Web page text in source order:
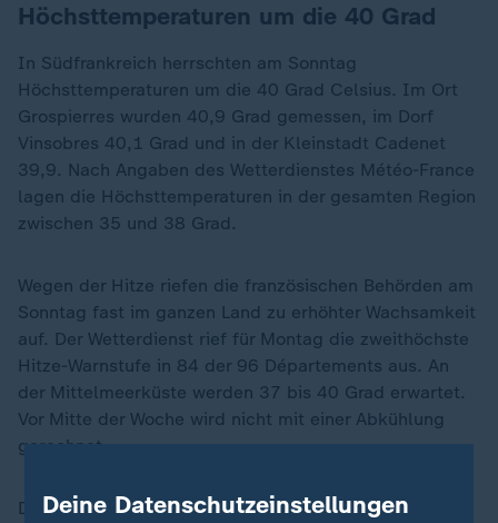
Höchsttemperaturen um die 40 Grad
In Südfrankreich herrschten am Sonntag
Höchsttemperaturen um die 40 Grad Celsius. Im Ort
Grospierres wurden 40,9 Grad gemessen, im Dorf
Vinsobres 40,1 Grad und in der Kleinstadt Cadenet
39,9. Nach Angaben des Wetterdienstes Météo-France
lagen die Höchsttemperaturen in der gesamten Region
zwischen 35 und 38 Grad.
Wegen der Hitze riefen die französischen Behörden am
Sonntag fast im ganzen Land zu erhöhter Wachsamkeit
auf. Der Wetterdienst rief für Montag die zweithöchste
Hitze-Warnstufe in 84 der 96 Départements aus. An
der Mittelmeerküste werden 37 bis 40 Grad erwartet.
Vor Mitte der Woche wird nicht mit einer Abkühlung
gerechnet.
Die Regierung in Paris berief wegen der Hitzewelle am
Deine Datenschutzeinstellungen